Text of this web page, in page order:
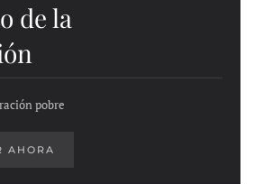
de la
pobre
AHORA